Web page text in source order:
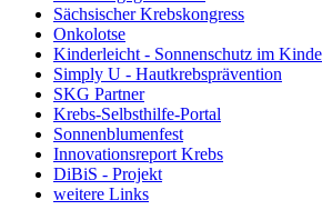
Sächsischer Krebskongress
Onkolotse
Kinderleicht - Sonnenschutz im
Simply U - Hautkrebsprävention
SKG Partner
Krebs-Selbsthilfe-Portal
Sonnenblumenfest
Innovationsreport Krebs
DiBiS - Projekt
weitere Links